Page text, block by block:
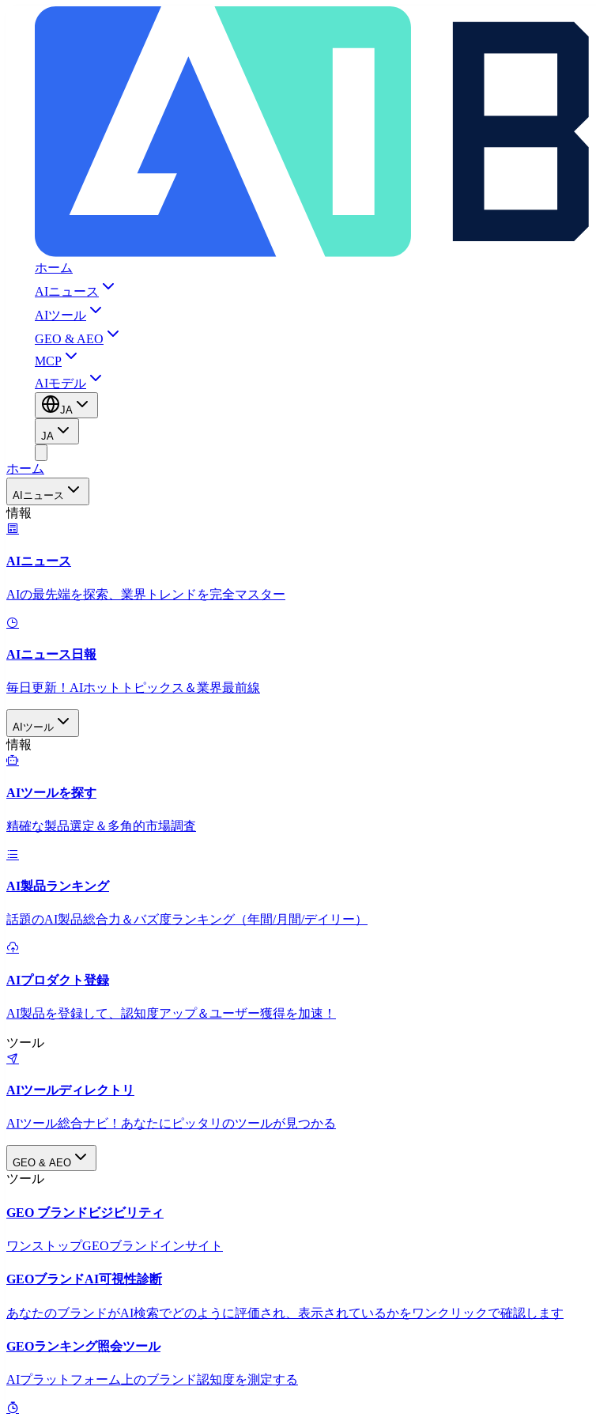
ホーム
AIニュース
AIツール
GEO & AEO
MCP
AIモデル
JA
JA
ホーム
AIニュース
情報
AIニュース
AIの最先端を探索、業界トレンドを完全マスター
AIニュース日報
毎日更新！AIホットトピックス＆業界最前線
AIツール
情報
AIツールを探す
精確な製品選定＆多角的市場調査
AI製品ランキング
話題のAI製品総合力＆バズ度ランキング（年間/月間/デイリー）
AIプロダクト登録
AI製品を登録して、認知度アップ＆ユーザー獲得を加速！
ツール
AIツールディレクトリ
AIツール総合ナビ！あなたにピッタリのツールが見つかる
GEO & AEO
ツール
GEO ブランドビジビリティ
ワンストップGEOブランドインサイト
GEOブランドAI可視性診断
あなたのブランドがAI検索でどのように評価され、表示されているかをワンクリックで確認します
GEOランキング照会ツール
AIプラットフォーム上のブランド認知度を測定する